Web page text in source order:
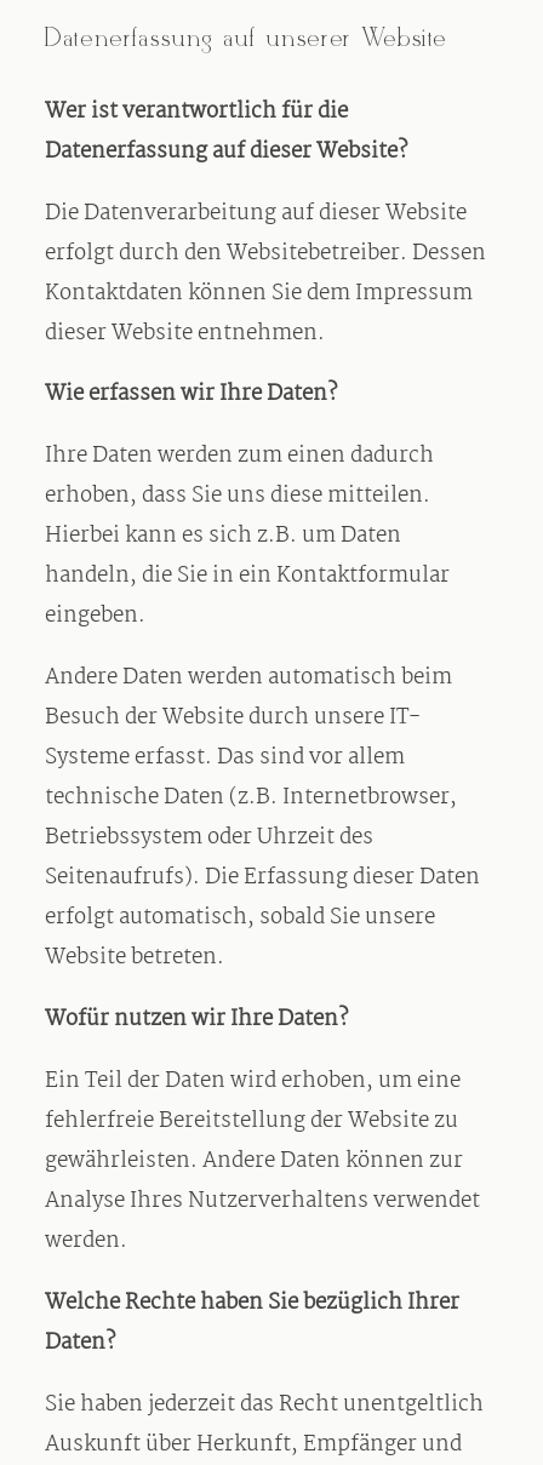
Datenerfassung auf unserer Website
Wer ist verantwortlich für die
Datenerfassung auf dieser Website?
Die Datenverarbeitung auf dieser Website
erfolgt durch den Websitebetreiber. Dessen
Kontaktdaten können Sie dem Impressum
dieser Website entnehmen.
Wie erfassen wir Ihre Daten?
Ihre Daten werden zum einen dadurch
erhoben, dass Sie uns diese mitteilen.
Hierbei kann es sich z.B. um Daten
handeln, die Sie in ein Kontaktformular
eingeben.
Andere Daten werden automatisch beim
Besuch der Website durch unsere IT-
Systeme erfasst. Das sind vor allem
technische Daten (z.B. Internetbrowser,
Betriebssystem oder Uhrzeit des
Seitenaufrufs). Die Erfassung dieser Daten
erfolgt automatisch, sobald Sie unsere
Website betreten.
Wofür nutzen wir Ihre Daten?
Ein Teil der Daten wird erhoben, um eine
fehlerfreie Bereitstellung der Website zu
gewährleisten. Andere Daten können zur
Analyse Ihres Nutzerverhaltens verwendet
werden.
Welche Rechte haben Sie bezüglich Ihrer
Daten?
Sie haben jederzeit das Recht unentgeltlich
Auskunft über Herkunft, Empfänger und